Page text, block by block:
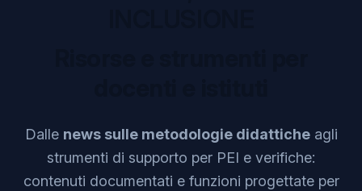
Dalle news sulle metodologie didatticheagli
strumenti di supporto per PEI e verifiche:
contenuti documentati e funzioni progettate per